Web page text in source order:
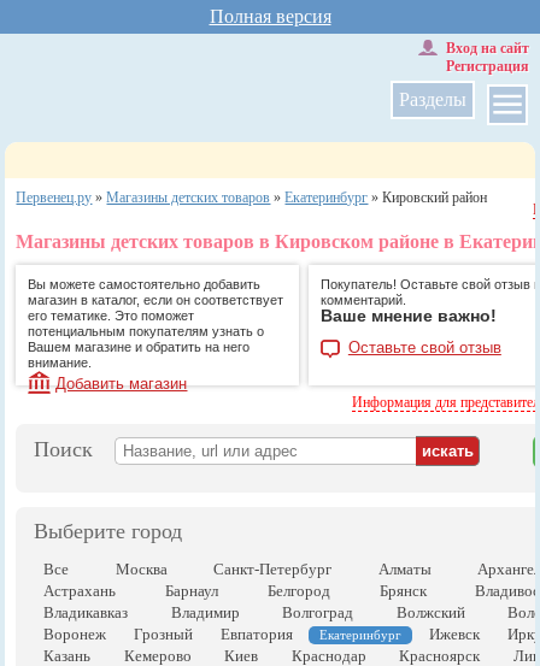
Полная версия
Разделы
Вход на сайт
Регистрация
Первенец.ру »Магазины детских товаров »Екатеринбург »Кировский район
Магазины детских товаров в Кировском районе в
Вы можете самостоятельно добавить
магазин в каталог, если он соответствует
его тематике. Это поможет
потенциальным покупателям узнать о
Вашем магазине и обратить на него
внимание.
Добавить магазин
Покупатель! Оставьте свой отзыв и
комментарий.
Ваше мнение важно!
Оставьте свой отзыв
Информация для
Поиск
Выберите город
Все Москва Санкт-Петербург Алматы
Астрахань
Барнаул Белгород Брянск
Владикавказ
Владимир Волгоград Волжский
Воронеж
Грозный Евпатория Екатеринбург Ижевск
Казань
Кемерово Киев Краснодар Красноярск